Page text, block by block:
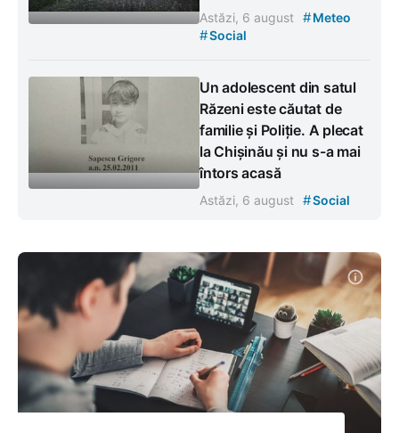
Astăzi, 6 august #Meteo
#Social
Un adolescent din satul
Răzeni este căutat de
familie și Poliție. A plecat
la Chișinău și nu s-a mai
întors acasă
Astăzi, 6 august #Social